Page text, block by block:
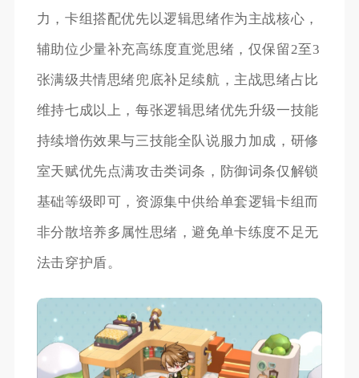
力，卡组搭配优先以逻辑思绪作为主战核心，
辅助位少量补充高练度直觉思绪，仅保留2至3
张满级共情思绪兜底补足续航，主战思绪占比
维持七成以上，每张逻辑思绪优先升级一技能
持续增伤效果与三技能全队说服力加成，研修
室天赋优先点满攻击类词条，防御词条仅解锁
基础等级即可，资源集中供给单套逻辑卡组而
非分散培养多属性思绪，避免单卡练度不足无
法击穿护盾。